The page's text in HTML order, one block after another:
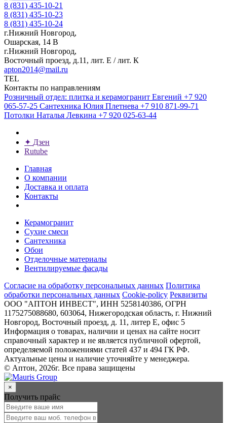
8 (831) 435-10-21
8 (831) 435-10-23
8 (831) 435-10-24
г.Нижний Новгород,
Ошарская, 14 В
г.Нижний Новгород,
Восточный проезд, д.11, лит. Е / лит. К
apton2014@mail.ru
TEL
Контакты по направлениям
Розничный отдел: плитка и керамогранит Евгений +7 920
065-57-25 Сантехника Юлия Плетнева +7 910 871-99-71
Потолки Наталья Левкина +7 920 025-63-44
✦ Дзен
Rutube
Главная
О компании
Доставка и оплата
Контакты
Керамогранит
Сухие смеси
Сантехника
Обои
Отделочные материалы
Вентилируемые фасады
Согласие на обработку персональных данных Политика
обработки персональных данных Cookie-policy Реквизиты
ООО "АПТОН ИНВЕСТ", ИНН 5258140386, ОГРН
1175275088680, 603064, Нижегородская область, г. Нижний
Новгород, Восточный проезд, д. 11, литер Е, офис 5
Информация о товарах, наличии и ценах на сайте носит
справочный характер и не является публичной офертой,
определяемой положениями статей 437 и 494 ГК РФ.
Актуальные цены и наличие уточняйте у менеджера.
© Аптон, 2026г. Все права защищены
×
Получить прайс